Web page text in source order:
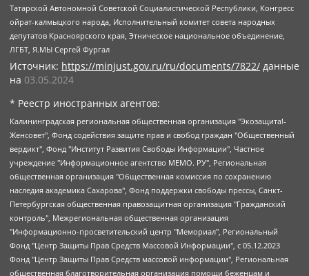
Татарской Автономной Советской Социалистической Республики, Конгресс
ойрат-калмыцкого народа, Исполнительный комитет совета народных
депутатов Красноярского края, Этническое национальное объединение,
ЛГБТ, Я.МЫ Сергей Фургал
Источник: https://minjust.gov.ru/ru/documents/7822/ данные
на 03.05.2024
* Реестр иностранных агентов:
Калининградская региональная общественная организация "Экозащита!-Женсовет", Фонд содействия защите прав и свобод граждан "Общественный вердикт", Фонд "Институт Развития Свободы Информации", Частное учреждение "Информационное агентство МЕМО. РУ", Региональная общественная организация "Общественная комиссия по сохранению наследия академика Сахарова", Фонд поддержки свободы прессы, Санкт-Петербургская общественная правозащитная организация "Гражданский контроль", Межрегиональная общественная организация "Информационно-просветительский центр "Мемориал", Региональный Фонд "Центр Защиты Прав Средств Массовой Информации", с 05.12.2023 Фонд "Центр Защиты Прав Средств массовой информации", Региональная общественная благотворительная организация помощи беженцам и мигрантам "Гражданское содействие", Негосударственное образовательное учреждение дополнительного профессионального образования (повышение квалификации) специалистов "АКАДЕМИЯ ПО ПРАВАМ ЧЕЛОВЕКА", Свердловская региональная общественная организация "Сутяжник", Автономная некоммерческая организация "Центр независимых социологических исследований", Союз общественных объединений "Российский исследовательский центр по правам человека", Региональное общественное учреждение научно-информационный центр "МЕМОРИАЛ", Некоммерческая организация "Фонд защиты гласности", Автономная некоммерческая организация "Институт прав человека", Городская общественная организация "Екатеринбургское общество "МЕМОРИАЛ", Городская общественная организация "Рязанское историко-просветительское и правозащитное общество "Мемориал" (Рязанский Мемориал), Челябинский региональный орган общественной самодеятельности – женское общественное объединение "Женщины Евразии", Челябинский региональный орган общественной самодеятельности "Уральская правозащитная группа", Фонд содействия защите здоровья и социальной справедливости имени Андрея Рылькова, Автономная Некоммерческая Организация "Аналитический Центр Юрия Левады", Автономная некоммерческая организация социальной поддержки населения "Проект Апрель", Региональная общественная организация помощи женщинам и детям, находящимся в кризисной ситуации "Информационно-методический центр "Анна", Фонд содействия развитию массовых коммуникаций и правовому просвещению "Так-так-Так", Фонд содействия устойчивому развитию "Серебряная тайга", Свердловский региональный общественный фонд социальных проектов "Новое время", "Idel.Реалии", Кавказ.Реалии, Крым.Реалии, Телеканал Настоящее Время, Татаро-башкирская служба Радио Свобода (Azatliq Radiosi), Радио Свободная Европа/Радио Свобода (PCE/PC), "Сибирь.Реалии", "Фактограф", Благотворительный фонд помощи осужденным и их семьям, Автономная некоммерческая организация "Институт глобализации и социальных движений", Фонд "В защиту прав заключенных", Частное учреждение "Центр поддержки и содействия развитию средств массовой информации", Пензенский региональный общественный благотворительный фонд "Гражданский союз", "Север.Реалии", Некоммерческая организация Фонд "Правовая инициатива", Общество с ограниченной ответственностью "Радио Свободная Европа/Радио Свобода", Чешское информационное агентство "MEDIUM-ORIENT", Красноярская региональная общественная организация "Мы против СПИДа", Камалягин Денис Николаевич, Маркелов Сергей Евгеньевич, Пономарев Лев Александрович, Савицкая Людмила Алексеевна, Автономная некоммерческая организация "Центр по работе с проблемой насилия "НАСИЛИЮ.НЕТ", Межрегиональный профессиональный союз работников здравоохранения "Альянс врачей", Юридическое лицо, зарегистрированное в Латвийской Республике, SIA "Medusa Project" (регистрационный номер 40103797863, дата регистрации 10.06.2014), Некоммерческая организация "Фонд по борьбе с коррупцией", Автономная некоммерческая организация "Институт права и публичной политики", Баданин Роман Сергеевич, Гликин Максим Александрович, Железнова Мария Михайловна, Лукьянова Юлия Сергеевна, Маетная Елизавета Витальевна, Маняхин Петр Борисович, Чуракова Ольга Владимировна, Ярош Юлия Петровна, Юридическое лицо "The Insider SIA", зарегистрированное в Риге, Латвийская Республика (дата регистрации 26.06.2015), являющееся администратором доменного имени интернет-издания "The Insider SIA", https://theins.ru, Постернак Алексей Евгеньевич, Рубин Михаил Аркадьевич, Анин Роман Александрович, Юридическое лицо Istories fonds, зарегистрированное в Латвийской Республике (регистрационный номер 50008295751, дата регистрации 24.02.2020), Великовский Дмитрий Александрович, Долинина Ирина Николаевна, Мароховская Алеся Алексеевна, Шлейнов Роман Юрьевич, Шмагун Олеся Валентиновна, Общество с ограниченной ответственностью "Альтаир 2021", Общество с ограниченной ответственностью "Вега 2021", Общество с ограниченной ответственностью "Главный редактор 2021", Общество с ограниченной ответственностью "Ромашки монолит", Важенков Артем Валерьевич, Ивановская областная общественная организация "Центр гендерных исследований", Гурман Юрий Альбертович, Медиапроект "ОВД-Инфо", Егоров Владимир Владимирович, Жилинский Владимир Александрович, Общество с ограниченной ответственностью "ЗП", Иванова София Юрьевна, Карезина Инна Павловна, Кильтау Екатерина Викторовна, Петров Алексей Викторович, Пискунов Сергей Евгеньевич, Смирнов Сергей Сергеевич, Тихонов Михаил Сергеевич, Общество с ограниченной ответственностью "ЖУРНАЛИСТ-ИНОСТРАННЫЙ АГЕНТ", Арапова Галина Юрьевна, Вольтская Татьяна Анатольевна, Американская компания "Mason G.E.S. Anonymous Foundation" (США), являющаяся владельцем интернет-издания https://mnews.world/, Компания "Stichting Bellingcat", зарегистрированная в Нидерландах (дата регистрации 11.07.2018), Захаров Андрей Вячеславович, Клепиковская Екатерина Дмитриевна, Общество с ограниченной ответственностью "МЕМО", Перл Роман Александрович, Симонов Евгений Алексеевич, Соловьева Елена Анатольевна, Сотников Даниил Владимирович, Сурначева Елизавета Дмитриевна, Автономная некоммерческая организация по защите прав человека и информированию населения "Якутия – Наше Мнение", Общество с ограниченной ответственностью "Москоу диджитал медиа", с 26.01.2023 Общество с ограниченной ответственностью "Чайка Белые сады", Ветошкина Валерия Валерьевна, Заговора Максим Александрович, Межрегиональное общественное движение "Российская ЛГБТ - сеть", Оленичев Максим Владимирович, Павлов Иван Юрьевич, Скворцова Елена Сергеевна, Общество с ограниченной ответственностью "Как бы инагент", Кочетков Игорь Викторович, Общество с ограниченной ответственностью "Честные выборы", Еланчик Олег Александрович, Общество с ограниченной ответственностью "Нобелевский призыв", Гималова Регина Эмилевна, Григорьев Андрей Валерьевич, Григорьева Алина Александровна, Ассоциация по содействию защите прав призывников, альтернативнослужащих и военнослужащих "Правозащитная группа "Гражданин.Армия.Право", Хисамова Регина Фаритовна, Автономная некоммерческая организация по реализации социально-правовых программ "Лилит", Дальневосточное общественное движение "Маяк", Санкт-Петербургская ЛГБТ-инициативная группа "Выход", Инициативная группа ЛГБТ+ "Реверс", Алексеев Андрей Викторович, Бекбулатова Таисия Львовна, Беляев Иван Михайлович, Владыкина Елена Сергеевна, Гельман Марат Александрович, Никульшина Вероника Юрьевна, Толоконникова Надежда Андреевна, Шендерович Виктор Анатольевич, Общество с ограниченной ответственностью "Данное сообщение", Общество с ограниченной ответственностью Издательский дом "Новая глава", Айнбиндер Александра Александровна, Московский комьюнити-центр для ЛГБТ+инициатив, Благотворительный фонд развития филантропии, Deutsche Welle (Германия, Kurt-Schumacher-Strasse 3, 53113 Bonn), Борзунова Мария Михайловна, Воробьев Виктор Викторович, Голубева Анна Львовна, Константинова Алла Михайловна, Малкова Ирина Владимировна, Мурадов Мурад Абдулгалимович, Осетинская Елизавета Николаевна, Понасенков Евгений Николаевич, Ганапольский Матвей Юрьевич, Киселев Евгений Алексеевич, Борухович Ирина Григорьевна, Дремин Иван Тимофеевич, Дубровский Дмитрий Викторович, Красноярская региональная общественная организация поддержки и развития альтернативных образовательных технологий и межкультурных коммуникаций "ИНТЕРРА", Маяковская Екатерина Алексеевна, Фейгин Марк Захарович, Филимонов Андрей Викторович, Дзугкоева Регина Николаевна, Доброхотов Роман Александрович, Дудь Юрий Александрович, Елкин Сергей Владимирович, Кругликов Кирилл Игоревич, Сабунаева Мария Леонидовна, Семенов Алексей Владимирович, Шаинян Карен Багратович, Шульман Екатерина Михайловна, Асафьев Артур Валерьевич, Вахштайн Виктор Семенович, Венедиктов Алексей Алексеевич, Лушникова Екатерина Евгеньевна, Волков Леонид Михайлович, Невзоров Александр Глебович, Пархоменко Сергей Борисович, Сироткин Ярослав Николаевич, Кара-Мурза Владимир Владимирович, Баранова Наталья Владимировна, Гозман Леонид Яковлевич, Кагарлицкий Борис Юльевич, Климарев Михаил Валерьевич, Милов Владимир Станиславович, Автономная некоммерческая организация Краснодарский центр современного искусства "Типография", Моргенштерн Алишер Тагирович, Соболь Любовь Эдуардовна, Общество с ограниченной ответственностью "ЛИЗА НОРМ", Каспаров Гарри Кимович, Ходорковский Михаил Борисович, Общество с ограниченной ответственностью "Апрельские тезисы", Данилович Ирина Брониславовна, Кашин Олег Владимирович, Петров Николай Владимирович, Пивоваров Алексей Владимирович, Соколов Михаил Владимирович, Цветкова Юлия Владимировна, Чичваркин Евгений Александрович, Комитет против пыток/Команда против пыток, Общество с ограниченной ответственностью "Первый научный", Общество с ограниченной ответственностью "Вертолет и ко", Белоцерковская Вероника Борисовна, Кац Максим Евгеньевич, Лазарева Татьяна Юрьевна, Шаведдинов Руслан Табризович, Яшин Илья Валерьевич, Общество с ограниченной ответственностью "Иноагент ААВ", Алешковский Дмитрий Петрович, Альбац Евгения Марковна, Быков Дмитрий Львович, Галямина Юлия Евгеньевна, Лойко Сергей Леонидович, Мартынов Кирилл Константинович, Медведев Сергей Александрович, Крашенинников Федор Геннадиевич, Гордеева Катерина Вл